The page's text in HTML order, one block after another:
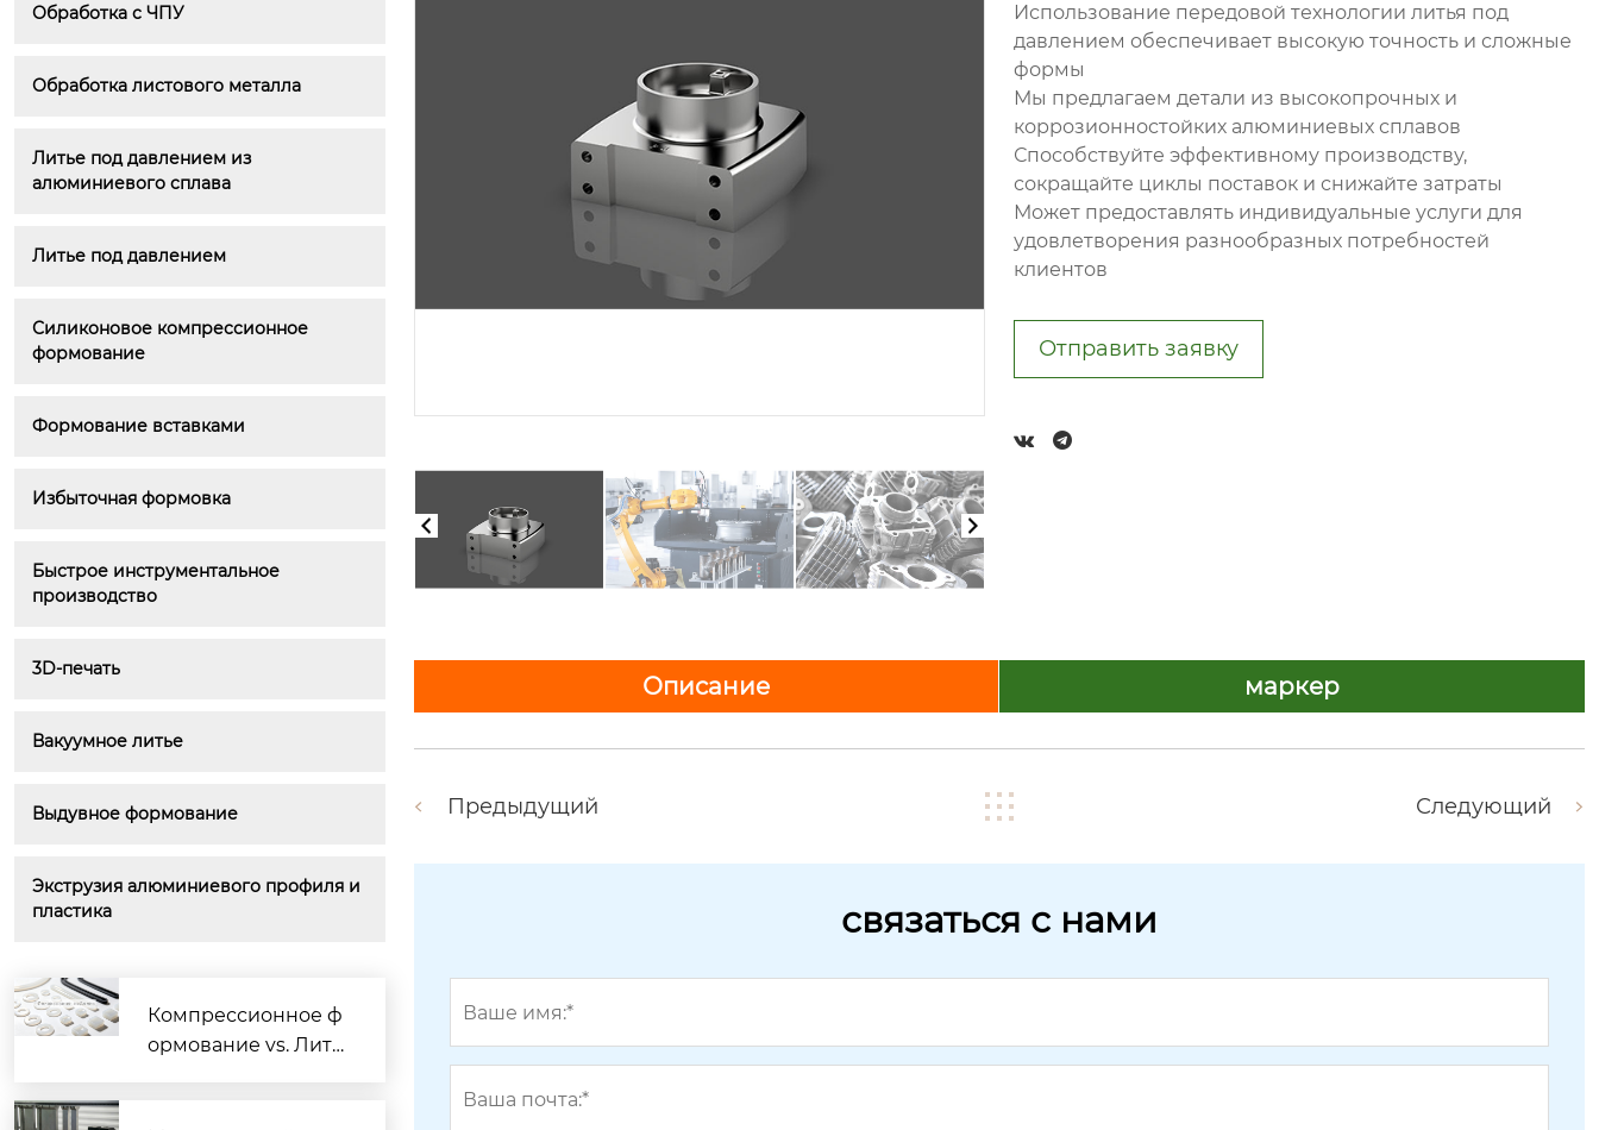
Обработка с ЧПУ
Обработка листового металла
Литье под давлением из
алюминиевого сплава
Литье под давлением
Силиконовое компрессионное
формование
Формование вставками
Избыточная формовка
Быстрое инструментальное
производство
3D-печать
Вакуумное литье
Выдувное формование
Экструзия алюминиевого профиля и
пластика
Компрессионное ф
ормование vs. Лить
Литье под давлением из алюми
Крепеж для аэрокосмической о
Использование передовой технологии литья под
давлением обеспечивает высокую точность и сложные
формы
Мы предлагаем детали из высокопрочных и
коррозионностойких алюминиевых сплавов
Способствуйте эффективному производству,
сокращайте циклы поставок и снижайте затраты
Может предоставлять индивидуальные услуги для
удовлетворения разнообразных потребностей
клиентов
Отправить заявку
 
Описание маркер
Предыдущий Следующий
связаться с нами